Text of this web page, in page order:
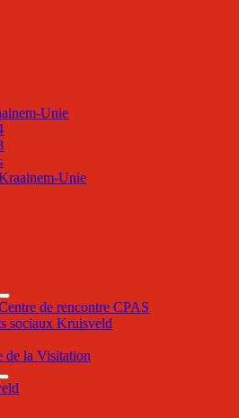
Unie
Unie
de rencontre CPAS
sociaux Kruisveld
de la Visitation